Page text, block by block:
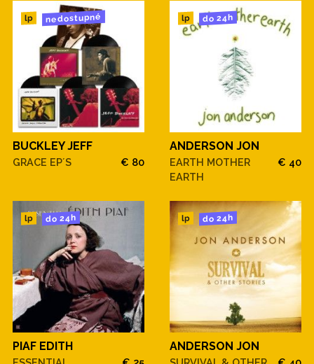
lp nedostupné
BUCKLEY JEFF
GRACE EP´S € 80
lp do 24h
ANDERSON JON
EARTH MOTHER
EARTH
€ 40
lp do 24h
PIAF EDITH
lp do 24h
ANDERSON JON